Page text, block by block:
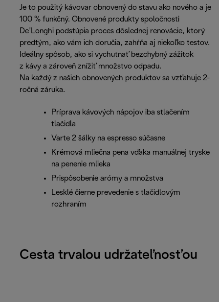
Je to použitý kávovar obnovený do stavu ako nového a je
100 % funkčný. Obnovené produkty spoločnosti
De’Longhi podstúpia proces dôslednej renovácie, ktorý
predtým, ako vám ich doručia, zahŕňa aj niekoľko testov.
Ideálny spôsob, ako si vychutnať bezchybný zážitok
z kávy a zároveň znížiť množstvo odpadu.
Na každý z našich obnovených produktov sa vzťahuje 2-
ročná záruka.
Príprava kávových nápojov iba stlačením
tlačidla
Varte 2 šálky na espresso súčasne
Krémová mliečna pena vďaka manuálnej tryske
na penenie mlieka
Prispôsobenie arómy a množstva
Lesklé čierne prevedenie s tlačidlovým
rozhraním
Cesta trvalou udržateľnosťou